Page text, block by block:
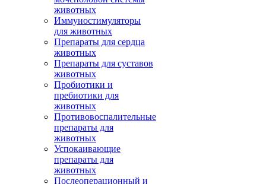
животных
Иммуностимуляторы
для животных
Препараты для сердца
животных
Препараты для суставов
животных
Пробиотики и
пребиотики для
животных
Противовоспалительные
препараты для
животных
Успокаивающие
препараты для
животных
Послеоперационный и